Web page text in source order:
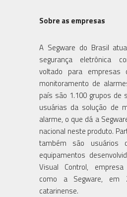
Sobre as empresas
A Segware do Brasil
segurança eletrônica
voltado para empresas
monitoramento de
país são 1.100 grupos de
usuárias da solução de
alarme, o que dá a
nacional neste produto.
também são usuários
equipamentos
Visual Control,
como a Segware, em
catarinense.